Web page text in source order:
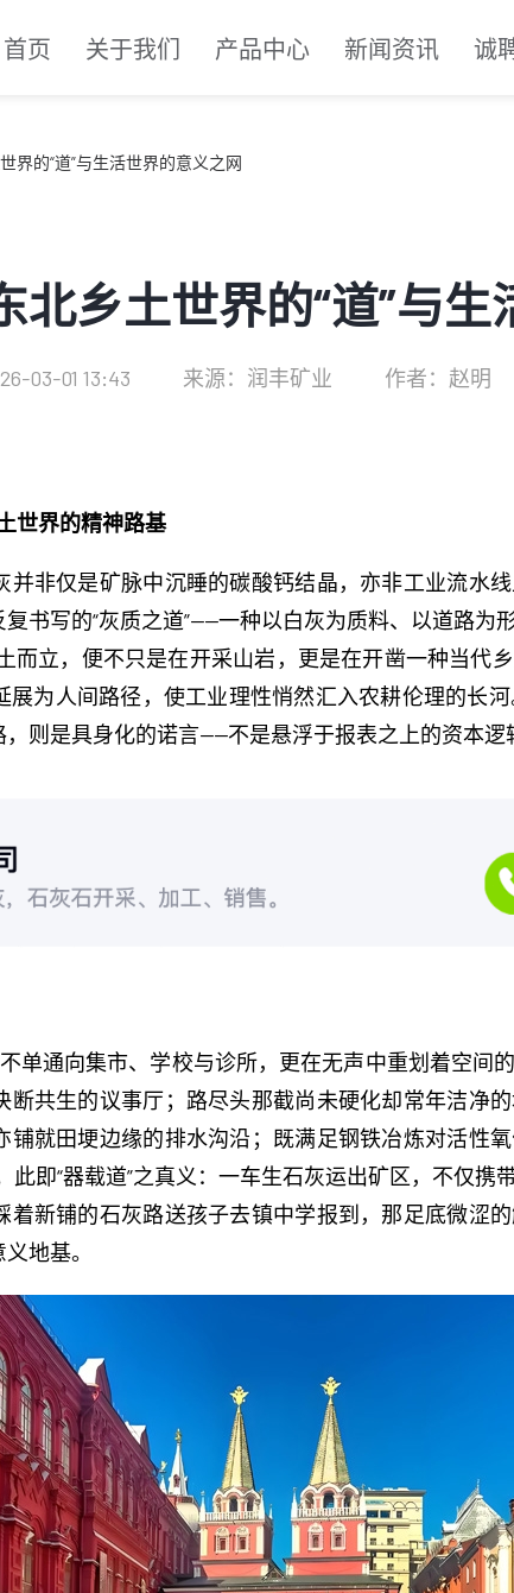
首页 关于我们 产品中心 新闻资讯 诚
界的“道”与生活世界的意义之网
北乡土世界的“道”与
03-01 13:43 来源：润丰矿业 作者：赵明
世界的精神路基
非仅是矿脉中沉睡的碳酸钙结晶，亦非工业流水
书写的“灰质之道”——一种以白灰为质料、以道路为
而立，便不只是在开采山岩，更是在开凿一种当代
为人间路径，使工业理性悄然汇入农耕伦理的长
则是具身化的诺言——不是悬浮于报表之上的资本逻
单通向集市、学校与诊所，更在无声中重划着空间
共生的议事厅；路尽头那截尚未硬化却常年洁净
就田埂边缘的排水沟沿；既满足钢铁冶炼对活性
即“器载道”之真义：一车生石灰运出矿区，不仅携
着新铺的石灰路送孩子去镇中学报到，那足底微涩
地基。